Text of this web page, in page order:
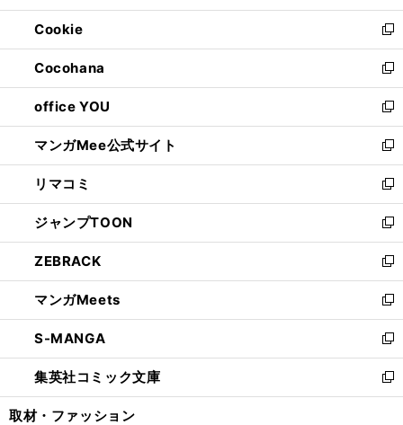
開
く
ウ
で
開
く
ン
ド
ウ
で
開
く
ウ
ィ
ン
ド
ウ
で
開
く
Cookie
新
し
い
ウ
ィ
ン
ド
ウ
で
開
く
Cocohana
新
し
い
ウ
ィ
ン
ド
ウ
で
開
く
office YOU
新
し
い
ウ
ィ
ン
ド
ウ
で
開
く
マンガMee公式サイト
新
し
い
ウ
ィ
ン
ド
ウ
で
開
く
リマコミ
新
し
い
ウ
ィ
ン
ド
ウ
で
開
く
ジャンプTOON
新
し
い
ウ
ィ
ン
ド
ウ
で
開
ZEBRACK
新
し
い
ウ
ィ
ン
ド
ウ
マンガMeets
新
し
い
ウ
ィ
ン
S-MANGA
新
し
い
ウ
集英社コミック文庫
新
し
取材・ファッション